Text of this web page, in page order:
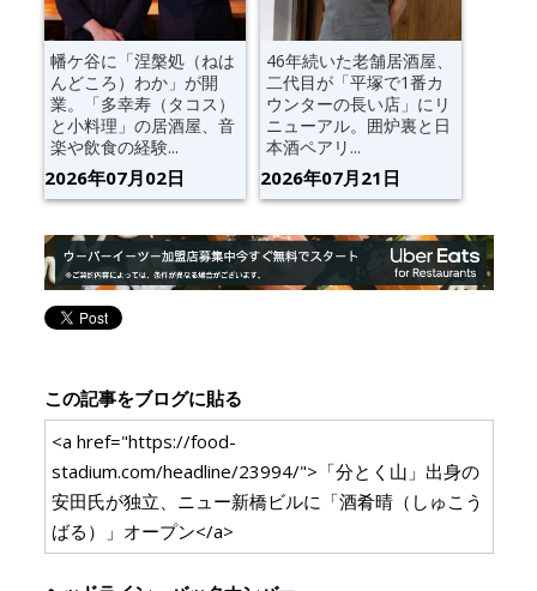
幡ケ谷に「涅槃処（ねは
んどころ）わか」が開
業。「多幸寿（タコス）
と小料理」の居酒屋、音
楽や飲食の経験...
2026年07月02日
46年続いた老舗居酒屋、
二代目が「平塚で1番カ
ウンターの長い店」にリ
ニューアル。囲炉裏と日
本酒ペアリ...
2026年07月21日
この記事をブログに貼る
<a href="https://food-
stadium.com/headline/23994/">「分とく山」出身の
安田氏が独立、ニュー新橋ビルに「酒肴晴（しゅこう
ばる）」オープン</a>